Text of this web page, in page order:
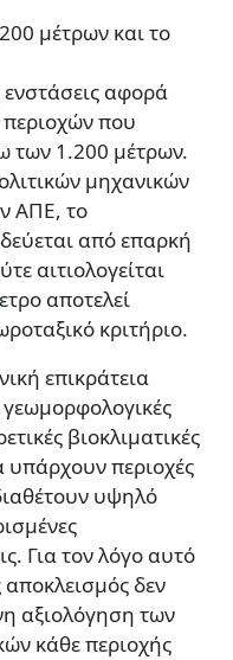
μέτρων και το
αφορά
που
των 1.200 μέτρων.
μηχανικών
ΑΠΕ, το
από επαρκή
αιτιολογείται
αποτελεί
κριτήριο.
επικράτεια
γεωμορφολογικές
βιοκλιματικές
περιοχές
υψηλό
Για τον λόγο αυτό
αποκλεισμός δεν
αξιολόγηση των
κάθε περιοχής